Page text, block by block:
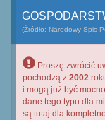
(Źródło: Narodowy Spis
Proszę zwrócić
pochodzą z 2002
i mogą już być
dane tego typu dla
są tutaj dla